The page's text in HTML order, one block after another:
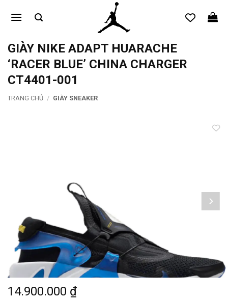
qua
dungGIÀY NIKE ADAPT HUARACHE
‘RACER BLUE’ CHINA CHARGER
CT4401-001
TRANG CHỦ / GIÀY SNEAKER
14.900.000 ₫